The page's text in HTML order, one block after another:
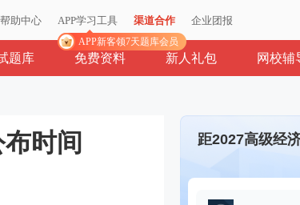
帮助中心 APP学习工具
APP新客领7天题库会员
渠道合作 企业团报
题库 免费资料 新人礼包 网校辅
时间 距2027高级经